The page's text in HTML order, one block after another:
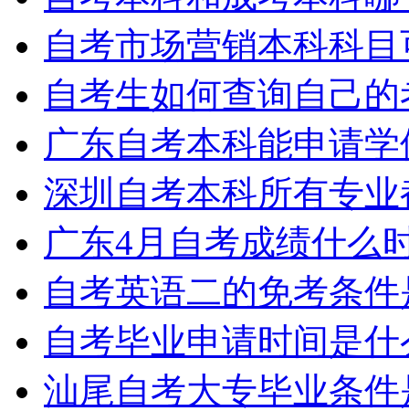
自考市场营销本科科
自考生如何查询自己
广东自考本科能申请
深圳自考本科所有专
广东4月自考成绩什么
自考英语二的免考条
自考毕业申请时间是
汕尾自考大专毕业条